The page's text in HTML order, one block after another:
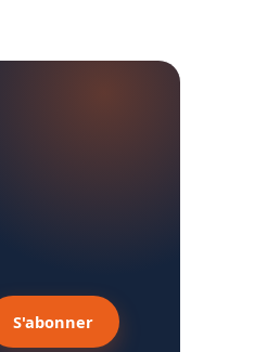
S'abonner